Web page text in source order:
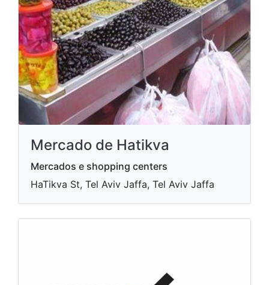
Mercado de Hatikva
Mercados e shopping centers
HaTikva St, Tel Aviv Jaffa, Tel Aviv Jaffa